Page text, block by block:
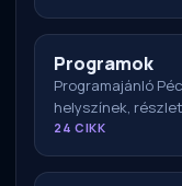
Programok
Programajánló
helyszínek,
24 CIKK